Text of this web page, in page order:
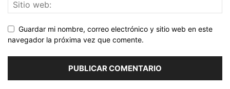
Guardar mi nombre, correo electrónico y sitio web en este
navegador la próxima vez que comente.